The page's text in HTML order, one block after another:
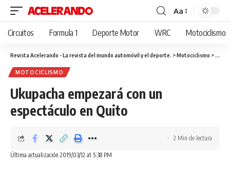
Cambiar
tamaño
fuente
Aa
Circuitos Formula 1 Deporte Motor WRC Motociclismo
Revista Acelerando - La revista del mundo automóvil y el deporte. >Motociclismo >
MOTOCICLISMO
Ukupacha empezará con un
espectáculo en Quito
Última actualización 2019/03/12 at 5:38 PM
2 Min de lectura